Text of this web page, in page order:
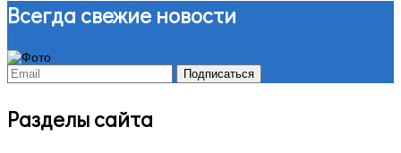
Всегда свежие новости
Разделы сайта